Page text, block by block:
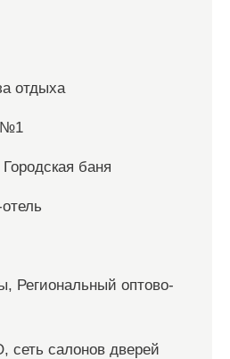
отдыха
№1
баня
Региональный оптово-
салонов дверей